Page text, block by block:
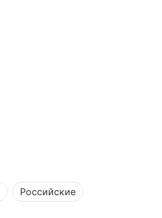
Российские